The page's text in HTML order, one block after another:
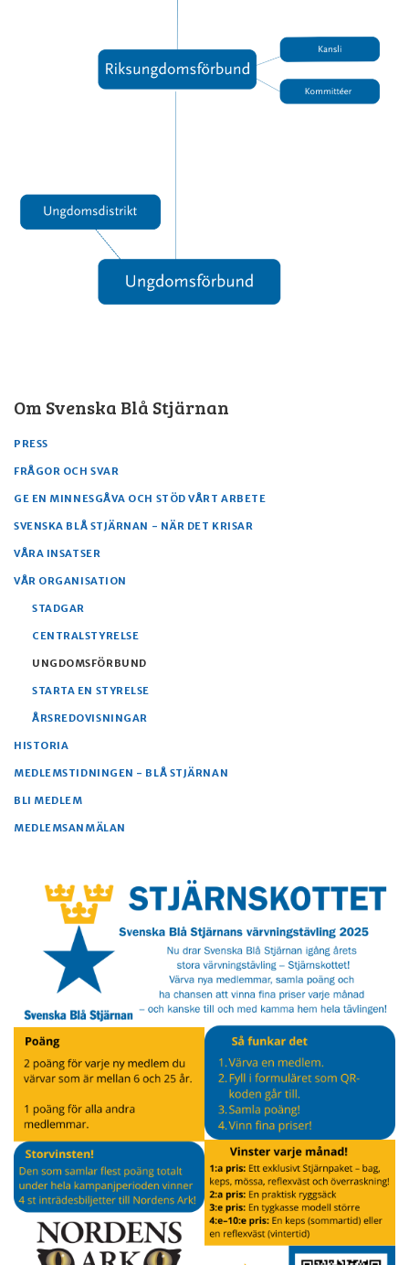
Om Svenska Blå Stjärnan
PRESS
FRÅGOR OCH SVAR
GE EN MINNESGÅVA OCH STÖD VÅRT ARBETE
SVENSKA BLÅ STJÄRNAN - NÄR DET KRISAR
VÅRA INSATSER
VÅR ORGANISATION
STADGAR
CENTRALSTYRELSE
UNGDOMSFÖRBUND
STARTA EN STYRELSE
ÅRSREDOVISNINGAR
HISTORIA
MEDLEMSTIDNINGEN - BLÅ STJÄRNAN
BLI MEDLEM
MEDLEMSANMÄLAN